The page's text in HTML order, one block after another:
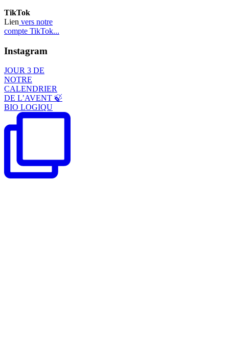
TikTok
Lien vers notre
compte TikTok...
Instagram
JOUR 3 DE
NOTRE
CALENDRIER
DE L’AVENT 🍃
BIO LOGIQU